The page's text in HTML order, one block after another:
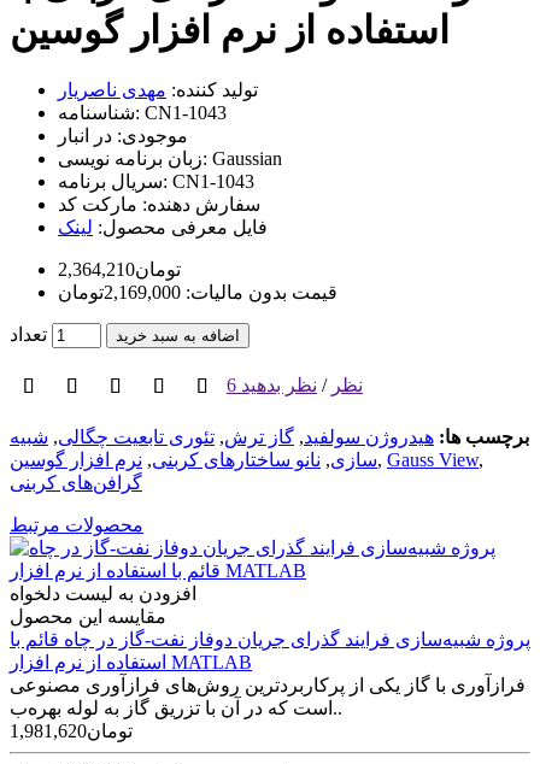
استفاده از نرم افزار گوسین
تولید کننده: مهدی ناصریار
شناسنامه: CN1-1043
موجودی: در انبار
زبان برنامه نویسی: Gaussian
سریال برنامه: CN1-1043
سفارش دهنده: مارکت کد
فایل معرفی محصول: لینک
2,364,210تومان
قیمت بدون مالیات: 2,169,000تومان
تعداد اضافه به سبد خرید
6 نظر / نظر بدهید
برچسب ها: هیدروژن سولفید, گاز ترش, تئوری تابعیت چگالی, شبیه
سازی, نانو ساختارهای کربنی, نرم افزار گوسین , Gauss View,
گرافن‌های کربنی
محصولات مرتبط
افزودن به لیست دلخواه
مقایسه این محصول
پروژه شبیه‌سازی فرایند گذرای جریان دوفاز نفت-گاز در چاه قائم با
استفاده از نرم افزار MATLAB
فرازآوری با گاز یکی از پرکاربردترین روش‌های فرازآوری مصنوعی
است که در آن با تزریق گاز به لوله بهره‌ب..
1,981,620تومان